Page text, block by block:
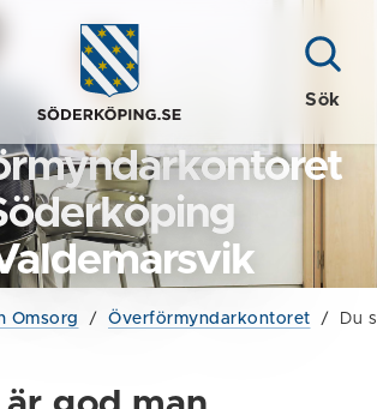
Sök
Omsorg / Överförmyndarkontoret / Du